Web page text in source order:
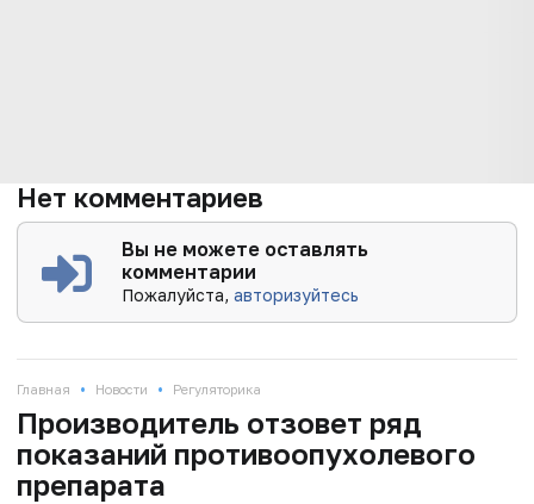
Нет комментариев
Вы не можете оставлять
комментарии
Пожалуйста,авторизуйтесь
Главная • Новости • Регуляторика
Производитель отзовет ряд
показаний противоопухолевого
препарата